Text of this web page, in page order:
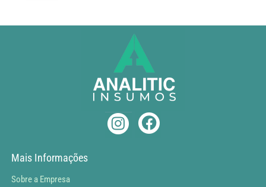
Mais Informações
Sobre a Empresa